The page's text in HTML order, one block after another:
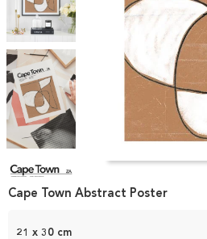
1
21 x 30 cm
Cape Town Abstract Poster